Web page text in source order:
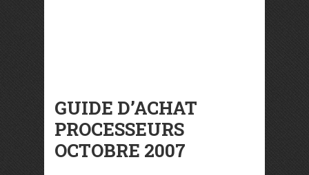
GUIDE D’ACHAT
PROCESSEURS
OCTOBRE 2007